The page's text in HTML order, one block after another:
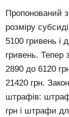
Пропонований
розміру
5100 гривень і
гривень. Тепер
2890 до 6120
21420 грн.
штрафів:
грн і штрафи